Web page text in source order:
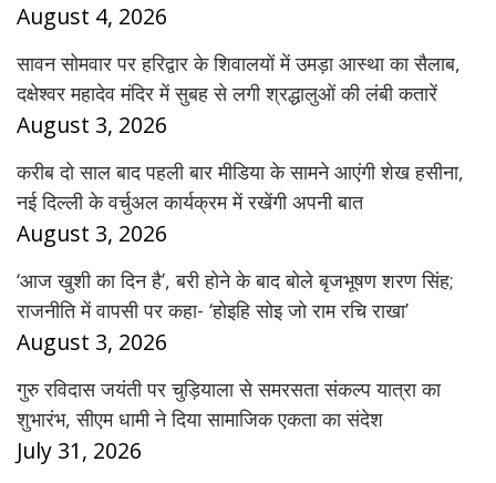
August 4, 2026
सावन सोमवार पर हरिद्वार के शिवालयों में उमड़ा आस्था का सैलाब,
दक्षेश्वर महादेव मंदिर में सुबह से लगी श्रद्धालुओं की लंबी कतारें
August 3, 2026
करीब दो साल बाद पहली बार मीडिया के सामने आएंगी शेख हसीना,
नई दिल्ली के वर्चुअल कार्यक्रम में रखेंगी अपनी बात
August 3, 2026
‘आज खुशी का दिन है’, बरी होने के बाद बोले बृजभूषण शरण सिंह;
राजनीति में वापसी पर कहा- ‘होइहि सोइ जो राम रचि राखा’
August 3, 2026
गुरु रविदास जयंती पर चुड़ियाला से समरसता संकल्प यात्रा का
शुभारंभ, सीएम धामी ने दिया सामाजिक एकता का संदेश
July 31, 2026